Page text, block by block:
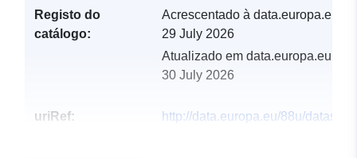
Registo do
catálogo:
Acrescentado à data.europa.eu:
29 July 2026
Atualizado em data.europa.eu:
30 July 2026
uriRef:
http://data.europa.eu/88u/dataset/